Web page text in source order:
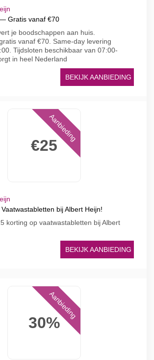
Gratis vanaf €70
je boodschappen aan huis.
vanaf €70. Same-day levering
Tijdsloten beschikbaar van 07:00-
in heel Nederland
BEKIJK AANBIEDING
€25
Aanbieding
bij Albert Heijn!
korting op vaatwastabletten bij Albert
BEKIJK AANBIEDING
30%
Aanbieding